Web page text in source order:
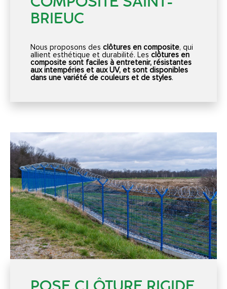
COMPOSITE SAINT-
BRIEUC
Nous proposons des clôtures en composite, qui
allient esthétique et durabilité. Les clôtures en
composite sont faciles à entretenir, résistantes
aux intempéries et aux UV, et sont disponibles
dans une variété de couleurs et de styles.